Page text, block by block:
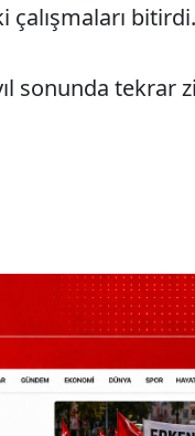
çalışmaları bitirdi.
sonunda tekrar